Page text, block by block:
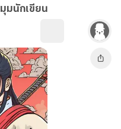
มุมนักเขียน